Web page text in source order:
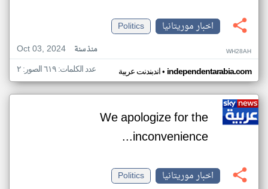
اخبار موريتانيا
Politics
Oct 03, 2024
منذ سنة WH28AH
اندبندنت عربية• independentarabia.com عدد الكلمات: ٦١٩ الصور: ٢
We apologize for the
inconvenience...
اخبار موريتانيا
Politics